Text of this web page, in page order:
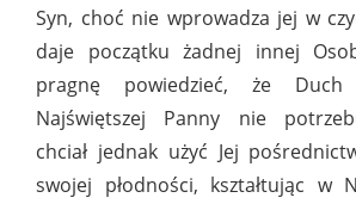
Syn, choć nie wprowadza jej w
daje początku żadnej innej
pragnę powiedzieć, że
Najświętszej Panny nie
chciał jednak użyć Jej
swojej płodności, kształtując w